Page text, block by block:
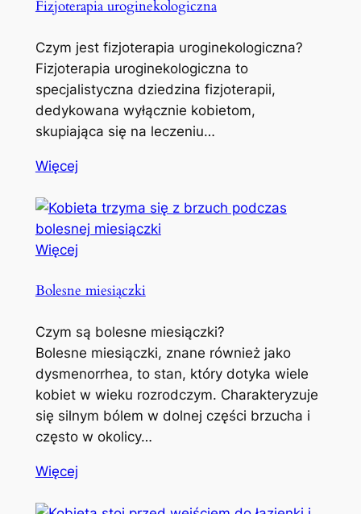
Fizjoterapia uroginekologiczna
Czym jest fizjoterapia uroginekologiczna?
Fizjoterapia uroginekologiczna to
specjalistyczna dziedzina fizjoterapii,
dedykowana wyłącznie kobietom,
skupiająca się na leczeniu…
Więcej
Więcej
Bolesne miesiączki
Czym są bolesne miesiączki?
Bolesne miesiączki, znane również jako
dysmenorrhea, to stan, który dotyka wiele
kobiet w wieku rozrodczym. Charakteryzuje
się silnym bólem w dolnej części brzucha i
często w okolicy…
Więcej